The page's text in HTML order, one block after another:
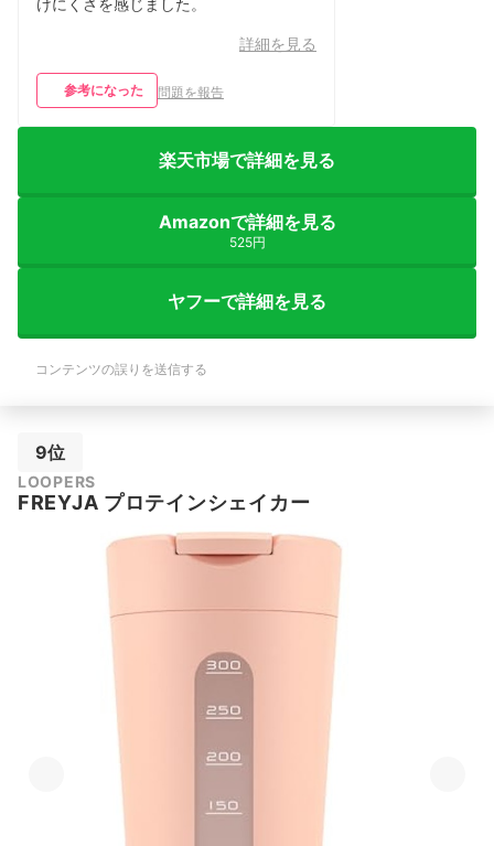
けにくさを感じました。
詳細を見る
参考になった 問題を報告
楽天市場で詳細を見る
Amazonで詳細を見る
525円
ヤフーで詳細を見る
コンテンツの誤りを送信する
9位
LOOPERS
FREYJA プロテインシェイカー